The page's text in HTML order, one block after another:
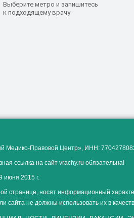
Выберите метро и запишитесь
к подходящему врачу
Медико-Правовой Центр», ИНН:
ссылка на сайт vrachy.ru обязательна!
июня 2015 г.
странице, носят информационный
сайта не должны использовать их в